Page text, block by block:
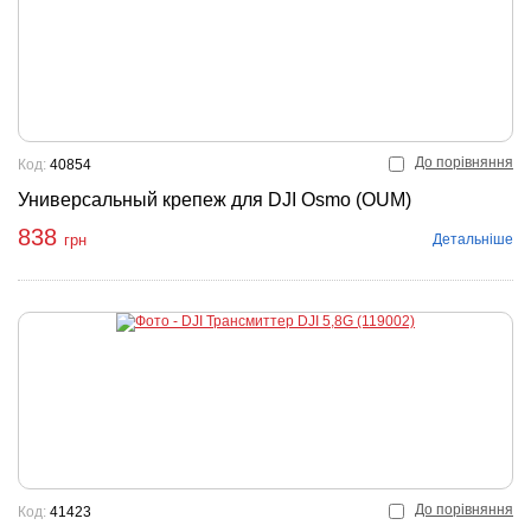
До порівняння
Универсальный крепеж для DJI Osmo (OUM)
Код: 40854
838 грн Детальніше
До порівняння
Код: 41423